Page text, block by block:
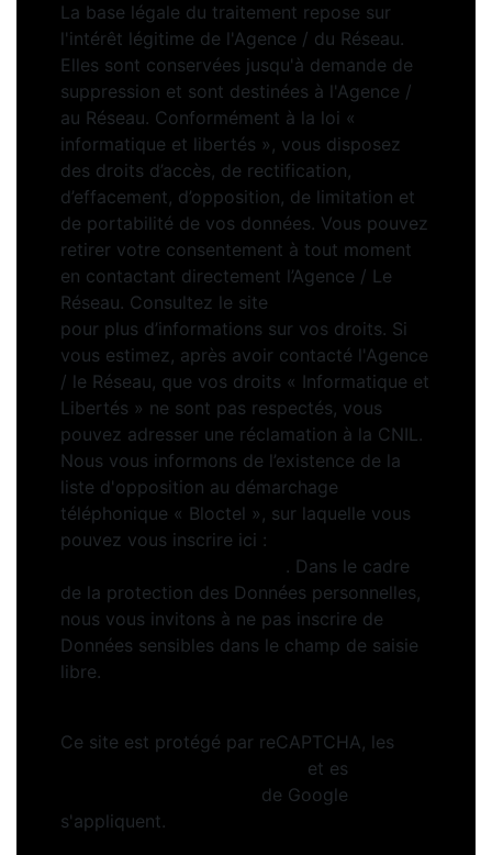
La base légale du traitement repose sur
l'intérêt légitime de l'Agence / du Réseau.
Elles sont conservées jusqu'à demande de
suppression et sont destinées à l'Agence /
au Réseau. Conformément à la loi «
informatique et libertés », vous disposez
des droits d’accès, de rectification,
d’effacement, d’opposition, de limitation et
de portabilité de vos données. Vous pouvez
retirer votre consentement à tout moment
en contactant directement l’Agence / Le
Réseau. Consultez le site
pour plus d’informations sur vos droits. Si
vous estimez, après avoir contacté l'Agence
/ le Réseau, que vos droits « Informatique et
Libertés » ne sont pas respectés, vous
pouvez adresser une réclamation à la CNIL.
Nous vous informons de l’existence de la
liste d'opposition au démarchage
téléphonique « Bloctel », sur laquelle vous
pouvez vous inscrire ici :
. Dans le cadre
de la protection des Données personnelles,
nous vous invitons à ne pas inscrire de
Données sensibles dans le champ de saisie
libre.
Ce site est protégé par reCAPTCHA, les
et es
de Google
s'appliquent.